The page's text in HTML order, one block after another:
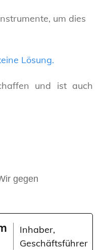
um dies
Lösung.
und ist auch
gegen
Inhaber,
Geschäftsführer